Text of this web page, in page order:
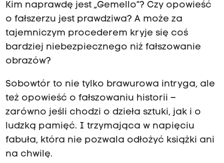
Kim naprawdę jest „Gemello”? Czy opowieść
o fałszerzu jest prawdziwa? A może za
tajemniczym procederem kryje się coś
bardziej niebezpiecznego niż fałszowanie
obrazów?
Sobowtór to nie tylko brawurowa intryga, ale
też opowieść o fałszowaniu historii –
zarówno jeśli chodzi o dzieła sztuki, jak i o
ludzką pamięć. I trzymająca w napięciu
fabuła, która nie pozwala odłożyć książki ani
na chwilę.